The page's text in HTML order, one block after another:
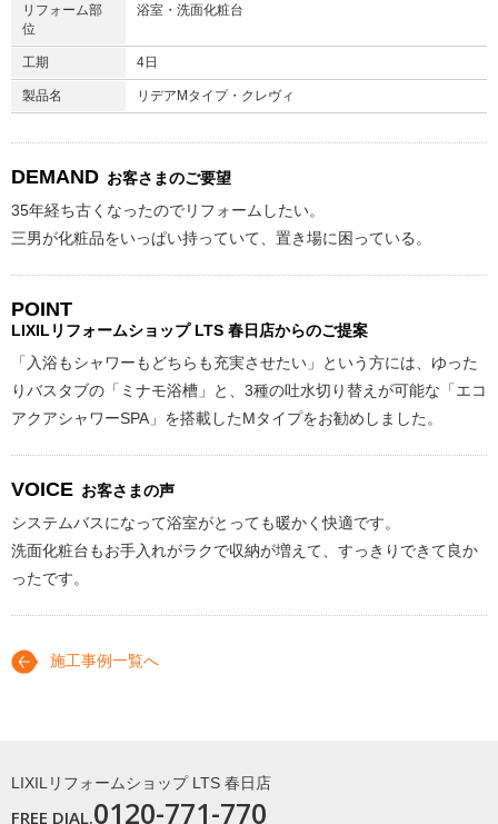
リフォーム部
位
浴室・洗面化粧台
工期 4日
製品名 リデアMタイプ・クレヴィ
DEMAND お客さまのご要望
35年経ち古くなったのでリフォームしたい。
三男が化粧品をいっぱい持っていて、置き場に困っている。
POINT
LIXILリフォームショップ LTS 春日店からのご提案
「入浴もシャワーもどちらも充実させたい」という方には、ゆった
りバスタブの「ミナモ浴槽」と、3種の吐水切り替えが可能な「エコ
アクアシャワーSPA」を搭載したMタイプをお勧めしました。
VOICE お客さまの声
システムバスになって浴室がとっても暖かく快適です。
洗面化粧台もお手入れがラクで収納が増えて、すっきりできて良か
ったです。
施工事例一覧へ
LIXILリフォームショップ LTS 春日店
FREE DIAL.0120-771-770